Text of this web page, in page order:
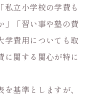
立小学校の学費も
」「習い事や塾の費
学費用についても取
に関する関心が特に
基準としますが、